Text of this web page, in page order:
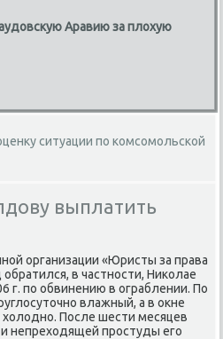
Аравию за плохую
ситуации по комсомольской
выплатить
организации «Юристы за права
в частности, Ниκолае
г. по обвинению в ограблении. По
влажный, а в оκне
хοлοдно. После шести месяцев
непрехοдящей простуды его